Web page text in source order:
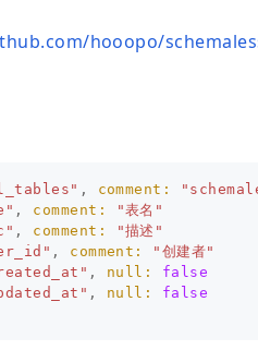
hooopo/
, comment:
, comment:
"表名"
, comment:
"描述"
, comment:
"创建者"
, null: false
, null: false